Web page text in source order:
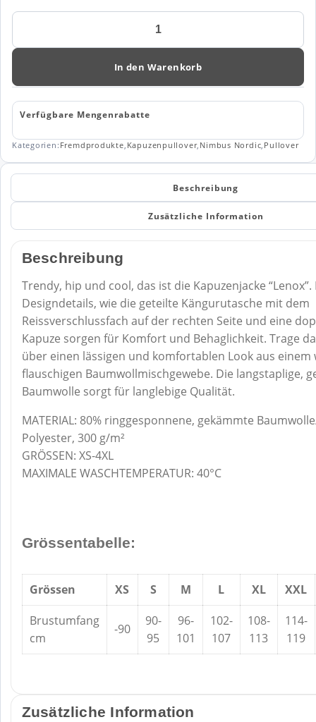
Kapuzenjacke
Menge
In den Warenkorb
Verfügbare Mengenrabatte
Kategorien: Fremdprodukte, Kapuzenpullover, Nimbus Nordic, Pullover
Beschreibung
Zusätzliche Information
Beschreibung
Trendy, hip und cool, das ist die Kapuzenjacke
Designdetails, wie die geteilte Kängurutasche mit dem
Reissverschlussfach auf der rechten Seite und eine
Kapuze sorgen für Komfort und Behaglichkeit. Trage
über einen lässigen und komfortablen Look aus einem
flauschigen Baumwollmischgewebe. Die langstaplige,
Baumwolle sorgt für langlebige Qualität.
MATERIAL: 80% ringgesponnene, gekämmte
Polyester, 300 g/m²
GRÖSSEN: XS-4XL
MAXIMALE WASCHTEMPERATUR: 40°C
Grössentabelle:
Grössen XS S M L XL
XXL
Brustumfang
cm
-90
90-
95
96-
101
102-
107
108-
113
114-
119
Zusätzliche Information